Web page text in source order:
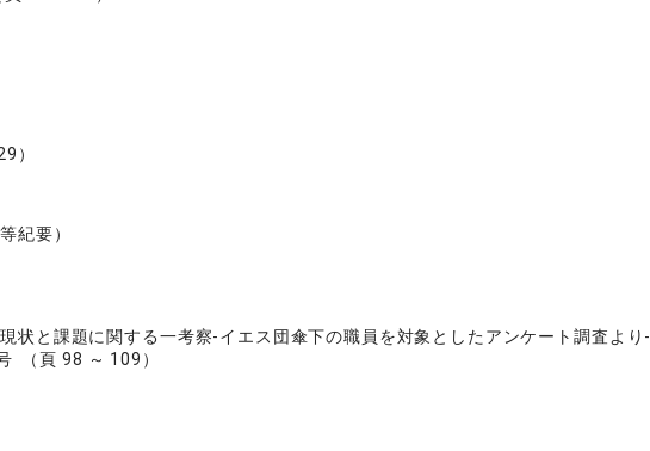
）
紀要）
状と課題に関する一考察‐イエス団傘下の職員を対象としたアンケート調査より‐
（頁 98 ～ 109）